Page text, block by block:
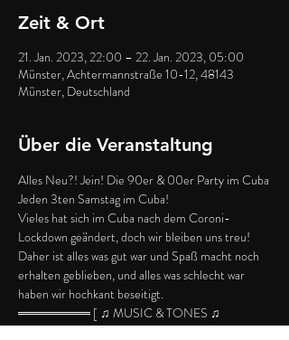
Zeit & Ort
21. Jan. 2023, 22:00 – 22. Jan. 2023, 05:00
Münster, Achtermannstraße 10-12, 48143
Münster, Deutschland
Über die Veranstaltung
Alles Neu?! Jein! Die 90er & 00er Party im Cuba
Jeden 3ten Samstag im Cuba!
Vieles hat sich im Cuba nach dem Coroni-
Lockdown geändert, doch wir bleiben uns treu!
Daher ist alles was gut war und Spaß macht noch
erhalten geblieben, und alles was schlecht war
haben wir hochkant beseitigt.
════════ [ ♫ MUSIC & TONES ♫